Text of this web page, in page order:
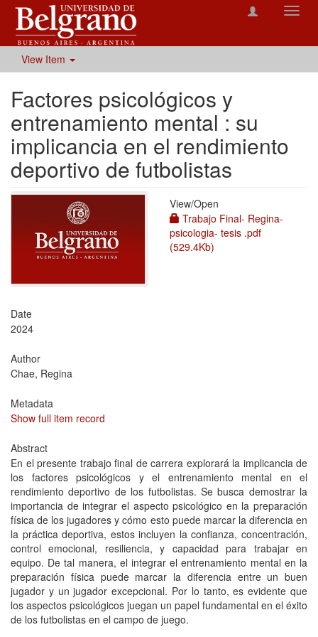
View Item
Factores psicológicos y
entrenamiento mental : su
implicancia en el rendimiento
deportivo de futbolistas
View/Open
Trabajo Final- Regina-
psicologia- tesis .pdf
(529.4Kb)
Date
2024
Author
Chae, Regina
Metadata
Show full item record
Abstract
En el presente trabajo final de carrera explorará la implicancia de
los factores psicológicos y el entrenamiento mental en el
rendimiento deportivo de los futbolistas. Se busca demostrar la
importancia de integrar el aspecto psicológico en la preparación
física de los jugadores y cómo esto puede marcar la diferencia en
la práctica deportiva, estos incluyen la confianza, concentración,
control emocional, resiliencia, y capacidad para trabajar en
equipo. De tal manera, el integrar el entrenamiento mental en la
preparación física puede marcar la diferencia entre un buen
jugador y un jugador excepcional. Por lo tanto, es evidente que
los aspectos psicológicos juegan un papel fundamental en el éxito
de los futbolistas en el campo de juego.